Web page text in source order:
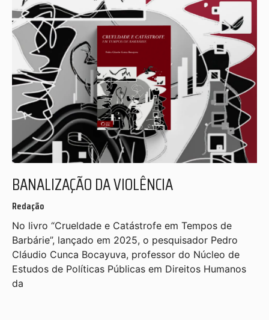
BANALIZAÇÃO DA VIOLÊNCIA
Redação
No livro “Crueldade e Catástrofe em Tempos de
Barbárie”, lançado em 2025, o pesquisador Pedro
Cláudio Cunca Bocayuva, professor do Núcleo de
Estudos de Políticas Públicas em Direitos Humanos
da